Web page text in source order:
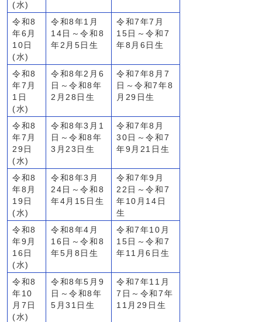
(水)
令和8
年6月
10日
(水)
令和8年1月
14日～令和8
年2月5日生
令和7年7月
15日～令和7
年8月6日生
令和8
年7月
1日
(水)
令和8年2月6
日～令和8年
2月28日生
令和7年8月7
日～令和7年8
月29日生
令和8
年7月
29日
(水)
令和8年3月1
日～令和8年
3月23日生
令和7年8月
30日～令和7
年9月21日生
令和8
年8月
19日
(水)
令和8年3月
24日～令和8
年4月15日生
令和7年9月
22日～令和7
年10月14日
生
令和8
年9月
16日
(水)
令和8年4月
16日～令和8
年5月8日生
令和7年10月
15日～令和7
年11月6日生
令和8
年10
月7日
(水)
令和8年5月9
日～令和8年
5月31日生
令和7年11月
7日～令和7年
11月29日生